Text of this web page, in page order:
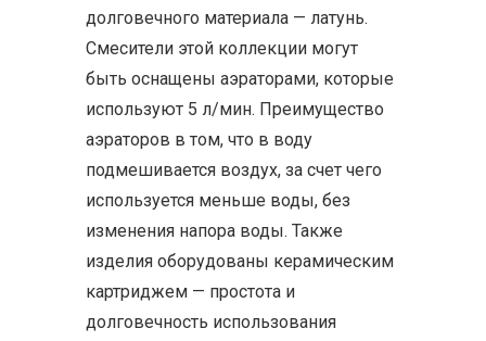
долговечного материала — латунь.
Смесители этой коллекции могут
быть оснащены аэраторами, которые
используют 5 л/мин. Преимущество
аэраторов в том, что в воду
подмешивается воздух, за счет чего
используется меньше воды, без
изменения напора воды. Также
изделия оборудованы керамическим
картриджем — простота и
долговечность использования